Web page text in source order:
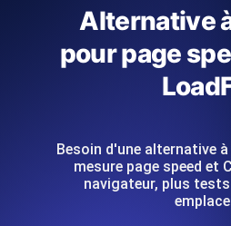
Alternative
pour page
Besoin d'une alternative
mesure page speed et
navigateur, plus